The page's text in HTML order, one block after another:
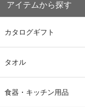
アイテムから探す
カタログギフト
タオル
食器・キッチン用品